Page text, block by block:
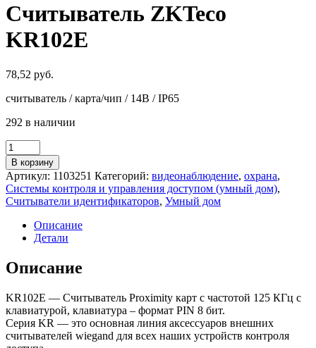
Cчитыватель ZKTeco
KR102E
78,52 руб.
считыватель / карта/чип / 14В / IP65
292 в наличии
Количество
товара
Cчитыватель
ZKTeco
KR102E
В корзину
Артикул: 1103251 Категорий: видеонаблюдение, охрана,
Системы контроля и управления доступом (умный дом),
Считыватели идентификаторов, Умный дом
Описание
Детали
Описание
KR102E — Считыватель Proximity карт с частотой 125 КГц с
клавиатурой, клавиатура – формат PIN 8 бит.
Серия KR — это основная линия аксессуаров внешних
считывателей wiegand для всех наших устройств контроля